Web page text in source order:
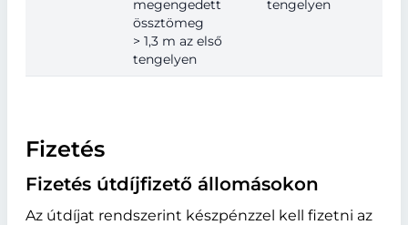
megengedett
össztömeg
> 1,3 m az első
tengelyen
tengelyen
Fizetés
Fizetés útdíjfizető állomásokon
Az útdíjat rendszerint készpénzzel kell fizetni az